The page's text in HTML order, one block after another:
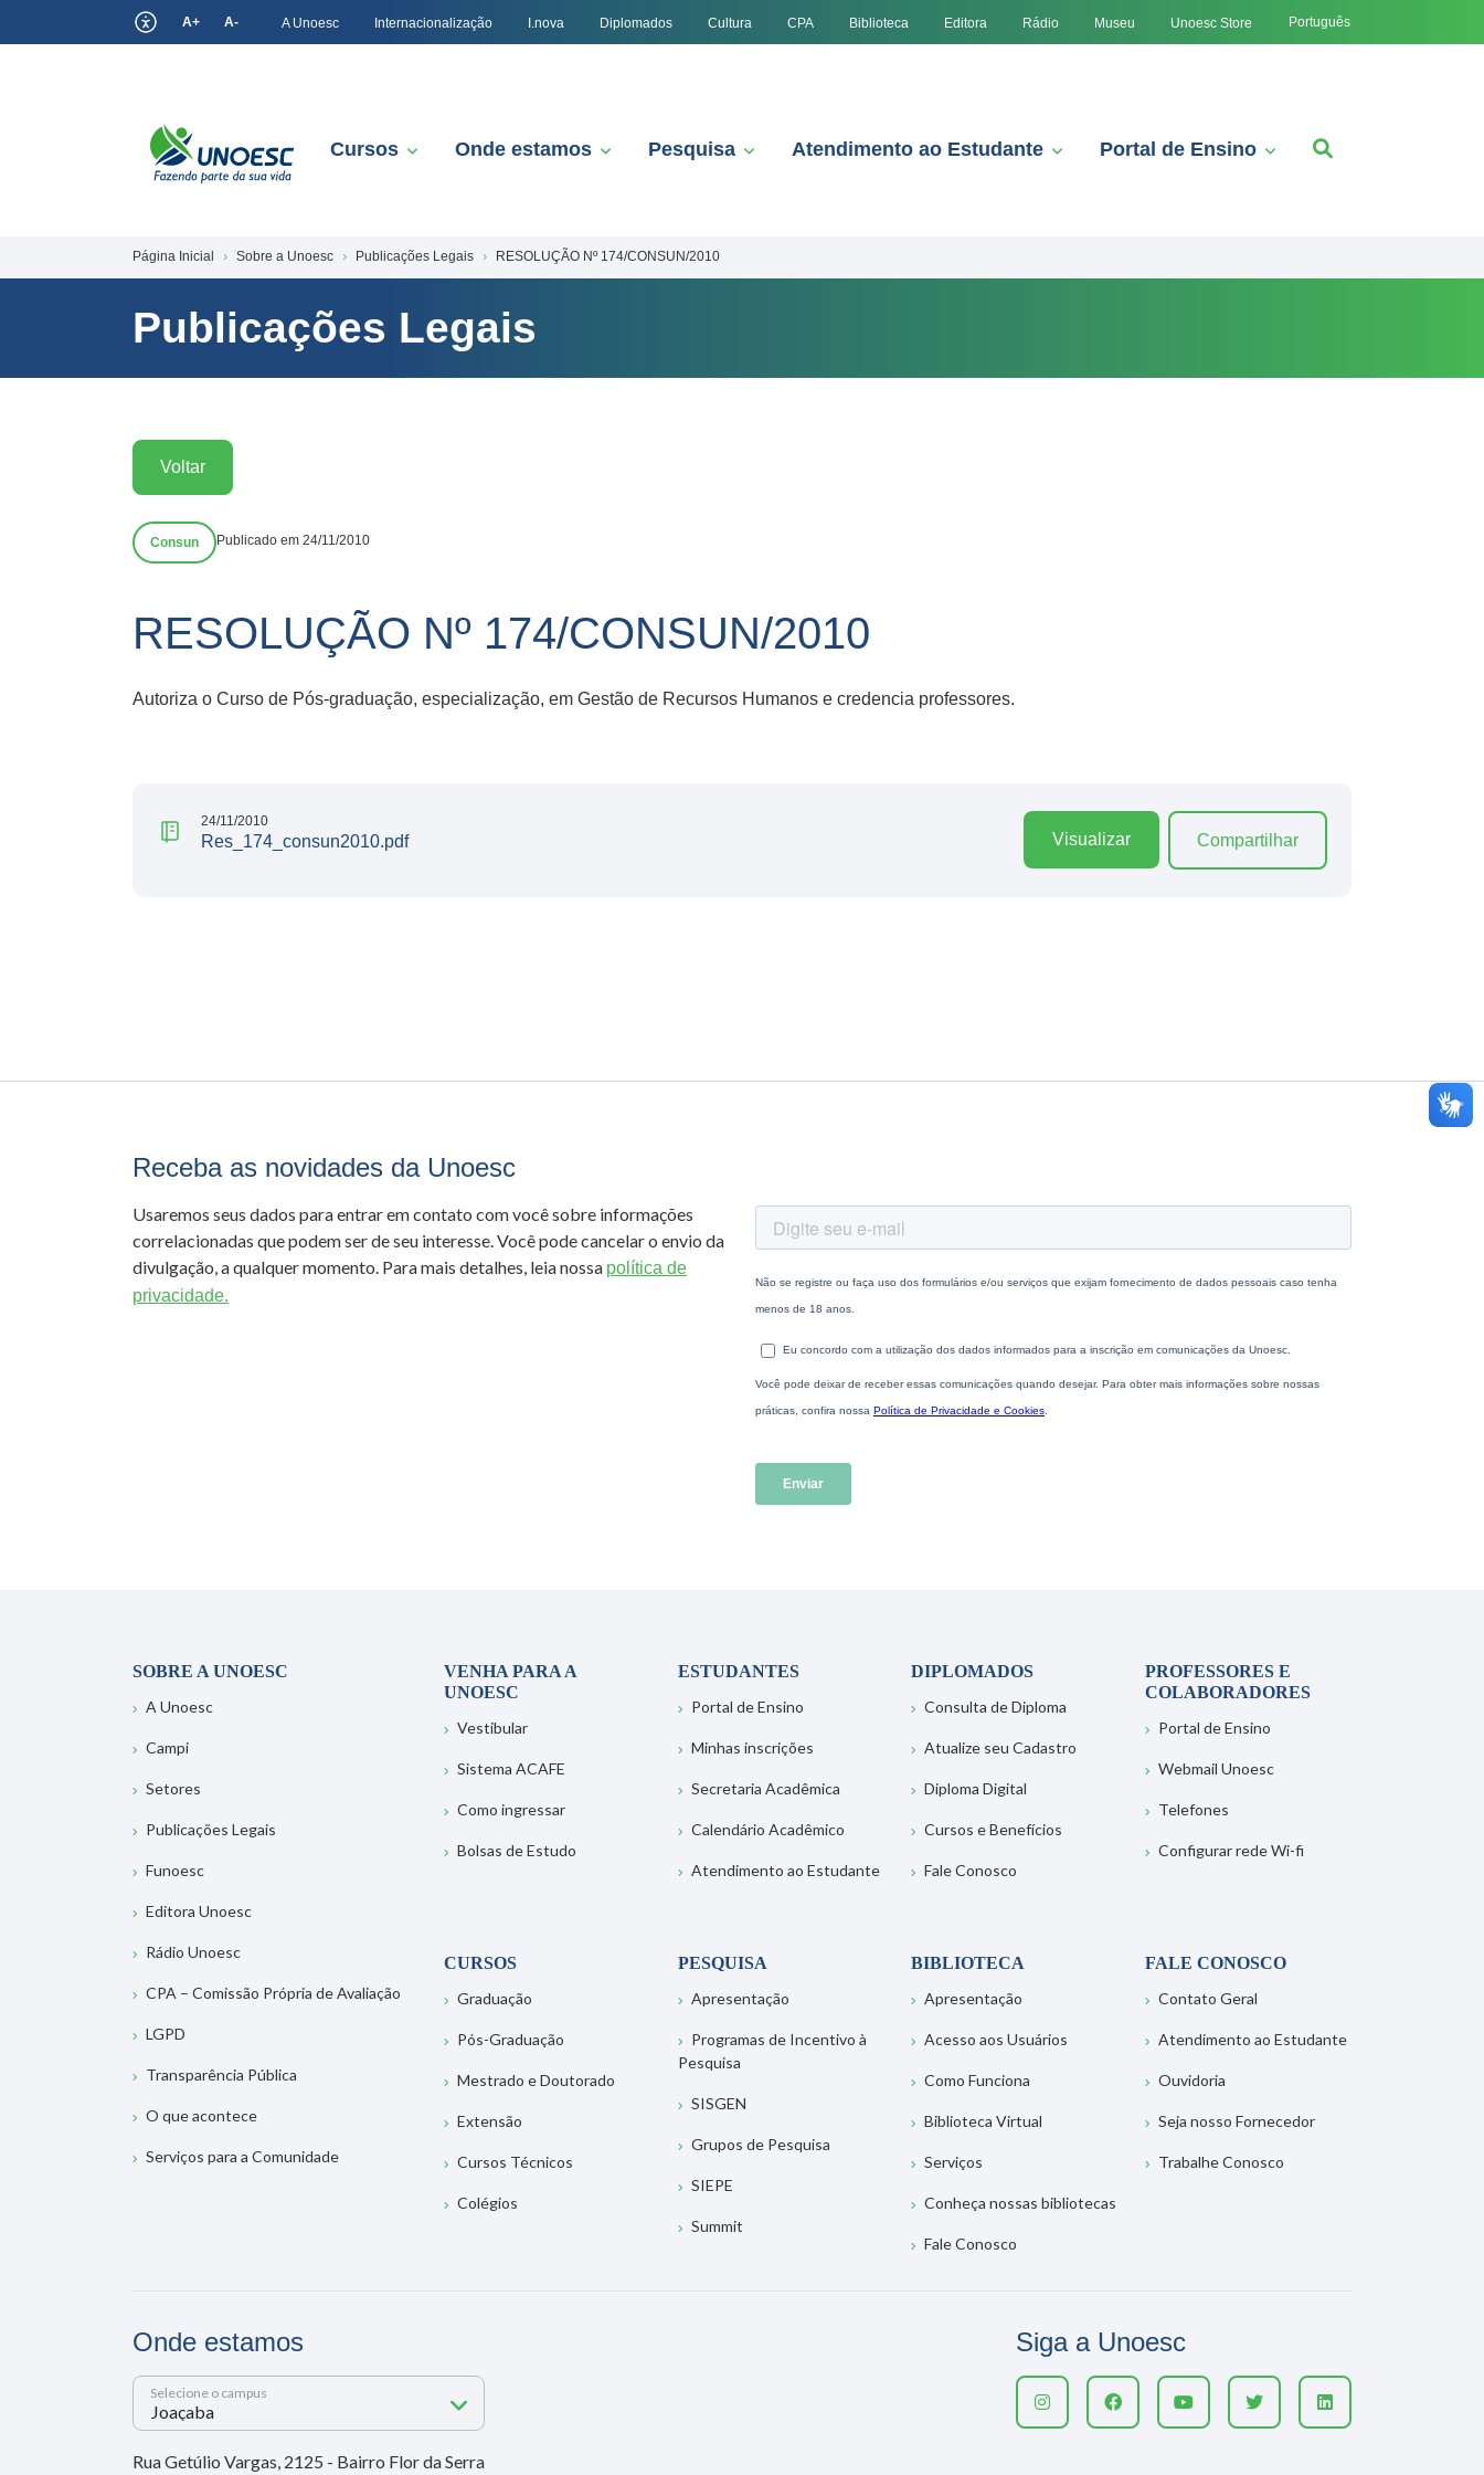
A+ A- A Unoesc Internacionalização I.nova Diplomados Cultura CPA Biblioteca Editora Rádio Museu Unoesc Store Português
Cursos Onde estamos Pesquisa Atendimento ao Estudante Portal de Ensino
Página Inicial Sobre a Unoesc Publicações Legais RESOLUÇÃO Nº 174/CONSUN/2010
Publicações Legais
Voltar
Consun Publicado em 24/11/2010
RESOLUÇÃO Nº 174/CONSUN/2010
Autoriza o Curso de Pós-graduação, especialização, em Gestão de Recursos Humanos e credencia professores.
24/11/2010
Res_174_consun2010.pdf Visualizar Compartilhar
Receba as novidades da Unoesc
Usaremos seus dados para entrar em contato com você sobre informações
correlacionadas que podem ser de seu interesse. Você pode cancelar o envio da
divulgação, a qualquer momento. Para mais detalhes, leia nossa política de
privacidade.
SOBRE A UNOESC
A Unoesc
Campi
Setores
Publicações Legais
Funoesc
Editora Unoesc
Rádio Unoesc
CPA – Comissão Própria de Avaliação
LGPD
Transparência Pública
O que acontece
Serviços para a Comunidade
VENHA PARA A
UNOESC
Vestibular
Sistema ACAFE
Como ingressar
Bolsas de Estudo
ESTUDANTES
Portal de Ensino
Minhas inscrições
Secretaria Acadêmica
Calendário Acadêmico
Atendimento ao Estudante
DIPLOMADOS
Consulta de Diploma
Atualize seu Cadastro
Diploma Digital
Cursos e Benefícios
Fale Conosco
PROFESSORES E
COLABORADORES
Portal de Ensino
Webmail Unoesc
Telefones
Configurar rede Wi-fi
CURSOS
Graduação
Pós-Graduação
Mestrado e Doutorado
Extensão
Cursos Técnicos
Colégios
PESQUISA
Apresentação
Programas de Incentivo à
Pesquisa
SISGEN
Grupos de Pesquisa
SIEPE
Summit
BIBLIOTECA
Apresentação
Acesso aos Usuários
Como Funciona
Biblioteca Virtual
Serviços
Conheça nossas bibliotecas
Fale Conosco
FALE CONOSCO
Contato Geral
Atendimento ao Estudante
Ouvidoria
Seja nosso Fornecedor
Trabalhe Conosco
Onde estamos
Selecione o campus
Rua Getúlio Vargas, 2125 - Bairro Flor da Serra
Siga a Unoesc